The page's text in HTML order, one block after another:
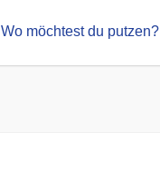
Wo möchtest du putzen?